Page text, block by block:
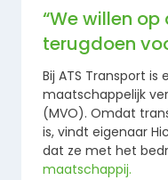
“We willen
terugdoen
Bij ATS Transport
maatschappelijk
(MVO). Omdat
is, vindt eigenaar
dat ze met het
maatschappij.